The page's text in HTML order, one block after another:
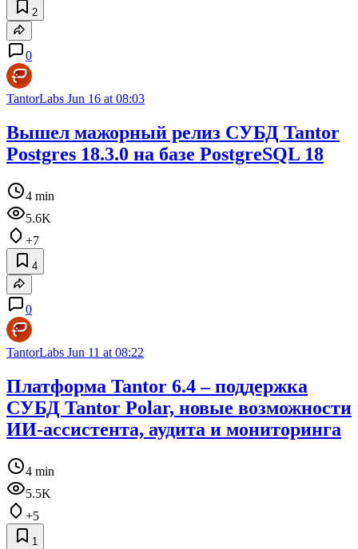
2
0
TantorLabs Jun 16 at 08:03
Вышел мажорный релиз СУБД Tantor
Postgres 18.3.0 на базе PostgreSQL 18
4 min
5.6K
+7
4
0
TantorLabs Jun 11 at 08:22
Платформа Tantor 6.4 – поддержка
СУБД Tantor Polar, новые возможности
ИИ-ассистента, аудита и мониторинга
4 min
5.5K
+5
1